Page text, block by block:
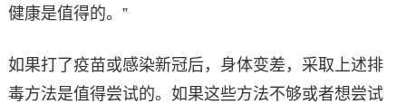
健康是值得的。”
如果打了疫苗或感染新冠后，身体变差，采取上述排
毒方法是值得尝试的。如果这些方法不够或者想尝试